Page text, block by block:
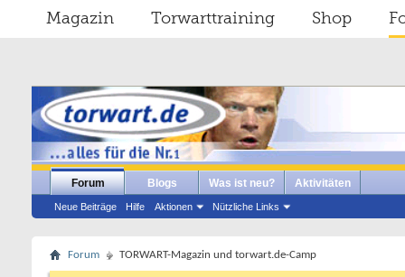
Magazin Torwarttraining Shop
Forum
Neue Beiträge Hilfe Aktionen Nützliche Links
Blogs Was ist neu? Aktivitäten
Forum TORWART-Magazin und torwart.de-Camp